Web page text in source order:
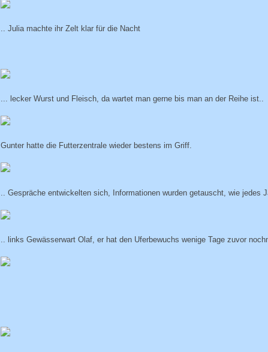
.. Julia machte ihr Zelt klar für die Nacht
... lecker Wurst und Fleisch, da wartet man gerne bis man an der Reihe ist..
Gunter hatte die Futterzentrale wieder bestens im Griff.
.. Gespräche entwickelten sich, Informationen wurden getauscht, wie jedes
.. links Gewässerwart Olaf, er hat den Uferbewuchs wenige Tage zuvor